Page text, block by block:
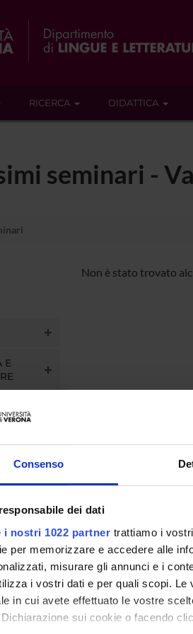
Consenso
dei dati
i nostri 1022 partner trattiamo i
per memorizzare e accedere alle
misurare gli annunci e i
i vostri dati e per quali scopi.
in cui avete effettuato le vostre
sui cookie o facendo
RICERCA DIDATTICA
seminari -
E
Non è stato trovato